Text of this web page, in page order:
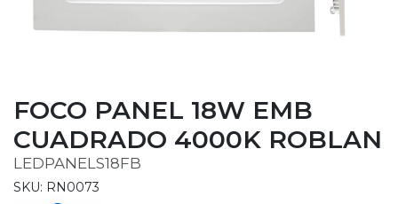
FOCO PANEL 18W EMB
CUADRADO 4000K ROBLAN
LEDPANELS18FB
SKU: RN0073